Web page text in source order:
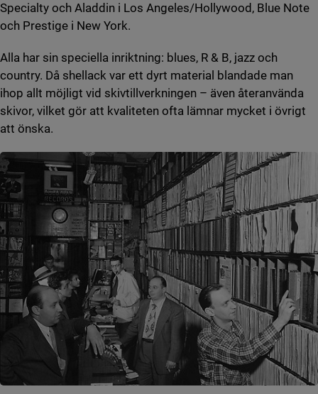
Specialty och Aladdin i Los Angeles/Hollywood, Blue Note
och Prestige i New York.
Alla har sin speciella inriktning: blues, R & B, jazz och
country. Då shellack var ett dyrt material blandade man
ihop allt möjligt vid skivtillverkningen – även återanvända
skivor, vilket gör att kvaliteten ofta lämnar mycket i övrigt
att önska.